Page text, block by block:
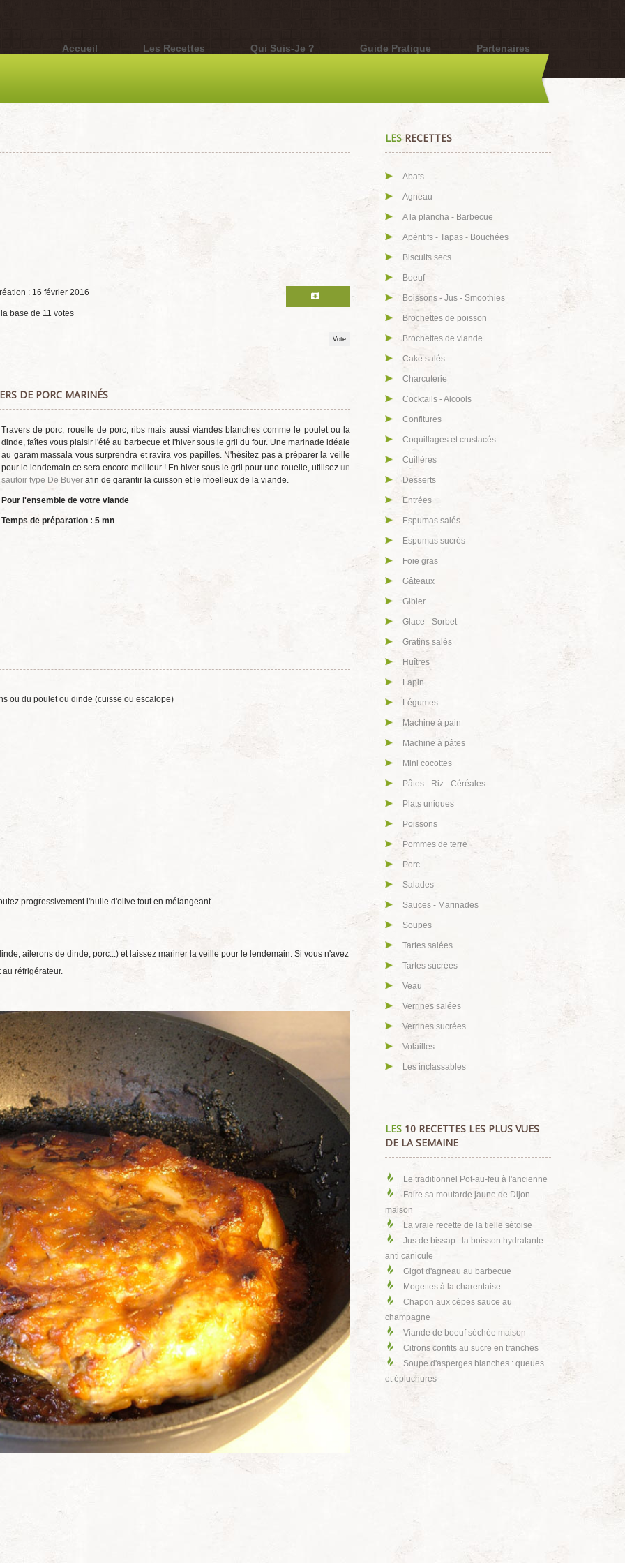
Accueil Les Recettes Qui Suis-Je ? Guide Pratique Partenaires
: 16 février 2016
base de 11 votes
DE PORC MARINÉS
Travers de porc, rouelle de porc, ribs mais aussi viandes blanches comme le poulet ou la
dinde, faîtes vous plaisir l'été au barbecue et l'hiver sous le gril du four. Une marinade idéale
au garam massala vous surprendra et ravira vos papilles. N'hésitez pas à préparer la veille
pour le lendemain ce sera encore meilleur ! En hiver sous le gril pour une rouelle, utilisez un
sautoir type De Buyer afin de garantir la cuisson et le moelleux de la viande.
Pour l'ensemble de votre viande
Temps de préparation : 5 mn
ou du poulet ou dinde (cuisse ou escalope)
progressivement l'huile d'olive tout en mélangeant.
ailerons de dinde, porc...) et laissez mariner la veille pour le lendemain. Si vous n'avez
réfrigérateur.
LESRECETTES
Abats
Agneau
A la plancha - Barbecue
Apéritifs - Tapas - Bouchées
Biscuits secs
Boeuf
Boissons - Jus - Smoothies
Brochettes de poisson
Brochettes de viande
Cake salés
Charcuterie
Cocktails - Alcools
Confitures
Coquillages et crustacés
Cuillères
Desserts
Entrées
Espumas salés
Espumas sucrés
Foie gras
Gâteaux
Gibier
Glace - Sorbet
Gratins salés
Huîtres
Lapin
Légumes
Machine à pain
Machine à pâtes
Mini cocottes
Pâtes - Riz - Céréales
Plats uniques
Poissons
Pommes de terre
Porc
Salades
Sauces - Marinades
Soupes
Tartes salées
Tartes sucrées
Veau
Verrines salées
Verrines sucrées
Volailles
Les inclassables
LES 10 RECETTES LES PLUS VUES
DE LA SEMAINE
Le traditionnel Pot-au-feu à l'ancienne
Faire sa moutarde jaune de Dijon
maison
La vraie recette de la tielle sètoise
Jus de bissap : la boisson hydratante
anti canicule
Gigot d'agneau au barbecue
Mogettes à la charentaise
Chapon aux cèpes sauce au
champagne
Viande de boeuf séchée maison
Citrons confits au sucre en tranches
Soupe d'asperges blanches : queues
et épluchures